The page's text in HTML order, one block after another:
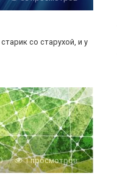
со старухой, и у
1 просмотров